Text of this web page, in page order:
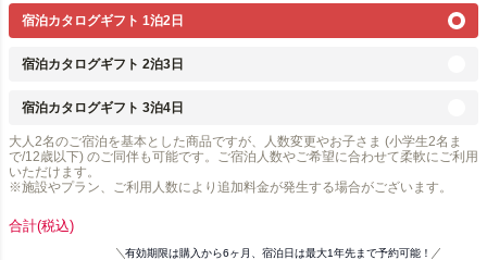
宿泊カタログギフト 1泊2日
宿泊カタログギフト 2泊3日
宿泊カタログギフト 3泊4日
大人2名のご宿泊を基本とした商品ですが、人数変更やお子さま (小学生2名ま
で/12歳以下) のご同伴も可能です。ご宿泊人数やご希望に合わせて柔軟にご利用
いただけます。
※施設やプラン、ご利用人数により追加料金が発生する場合がございます。
合計(税込)
有効期限は購入から6ヶ月、宿泊日は最大1年先まで予約可能！